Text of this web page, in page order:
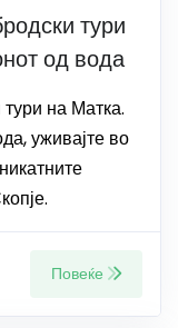
тури
од вода
на Матка.
уживајте во
Повеќе